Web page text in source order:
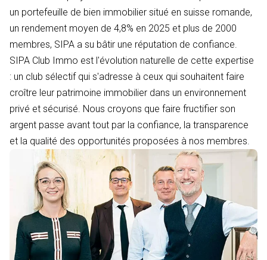
un portefeuille de bien immobilier situé en suisse romande,
un rendement moyen de 4,8% en 2025 et plus de 2000
membres, SIPA a su bâtir une réputation de confiance.
SIPA Club Immo est l'évolution naturelle de cette expertise
: un club sélectif qui s'adresse à ceux qui souhaitent faire
croître leur patrimoine immobilier dans un environnement
privé et sécurisé. Nous croyons que faire fructifier son
argent passe avant tout par la confiance, la transparence
et la qualité des opportunités proposées à nos membres.